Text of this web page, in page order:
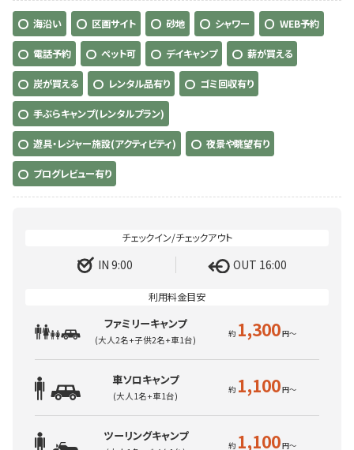
海沿い 区画サイト 砂地 シャワー WEB予約
電話予約 ペット可 デイキャンプ 薪が買える
炭が買える レンタル品有り ゴミ回収有り
手ぶらキャンプ(レンタルプラン)
遊具・レジャー施設(アクティビティ) 夜景や眺望有り
ブログレビュー有り
IN 9:00 OUT 16:00
ファミリーキャンプ
(大人2名+子供2名+車1台) 1,300
車ソロキャンプ
(大人1名+車1台) 1,100
ツーリングキャンプ 1,100